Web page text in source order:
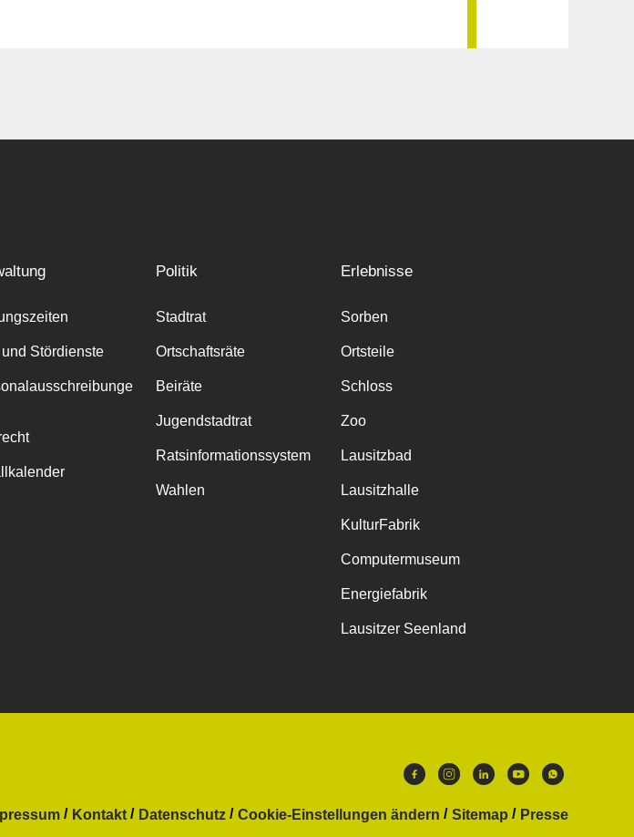
und Stördienste
Politik
Stadtrat
Ortschaftsräte
Beiräte
Jugendstadtrat
Ratsinformationssystem
Wahlen
Erlebnisse
Sorben
Ortsteile
Schloss
Zoo
Lausitzbad
Lausitzhalle
KulturFabrik
Computermuseum
Energiefabrik
Lausitzer Seenland
Kontakt Datenschutz Cookie-Einstellungen ändern Sitemap
Presse